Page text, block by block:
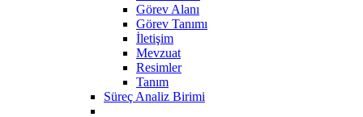
Görev Alanı
Görev Tanımı
İletişim
Mevzuat
Resimler
Tanım
Süreç Analiz Birimi